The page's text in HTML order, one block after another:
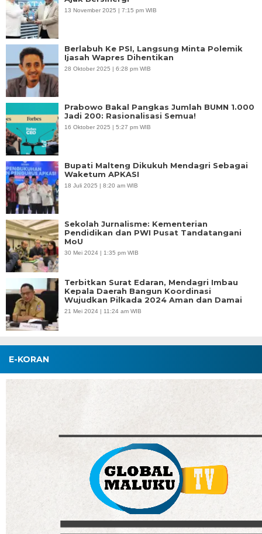
13 November 2025 | 7:15 pm WIB
Berlabuh Ke PSI, Langsung Minta Polemik
Ijasah Wapres Dihentikan
28 Oktober 2025 | 6:28 pm WIB
Prabowo Bakal Pangkas Jumlah BUMN 1.000
Jadi 200: Rasionalisasi Semua!
16 Oktober 2025 | 5:27 pm WIB
Bupati Malteng Dikukuh Mendagri Sebagai
Waketum APKASI
18 Juli 2025 | 8:20 am WIB
Sekolah Jurnalisme: Kementerian
Pendidikan dan PWI Pusat Tandatangani
MoU
30 Mei 2024 | 1:35 pm WIB
Terbitkan Surat Edaran, Mendagri Imbau
Kepala Daerah Bangun Koordinasi
Wujudkan Pilkada 2024 Aman dan Damai
21 Mei 2024 | 11:24 am WIB
E-KORAN